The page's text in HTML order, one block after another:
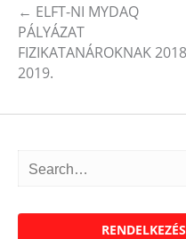
Post
← ELFT-NI MYDAQ
PÁLYÁZAT
FIZIKATANÁROKNAK
2019.